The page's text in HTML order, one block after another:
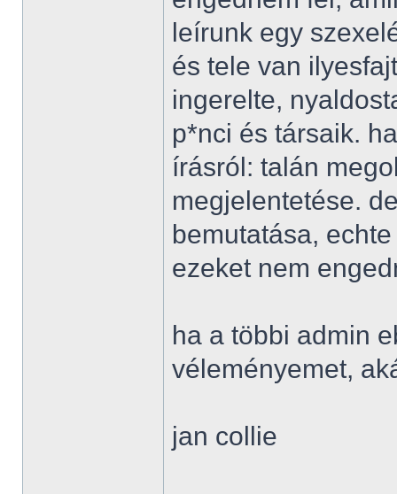
leírunk egy
és tele van
ingerelte,
p*nci és társaik.
írásról: talán
megjelentetése.
bemutatása,
ezeket nem
ha a többi admin
véleményemet,
jan collie